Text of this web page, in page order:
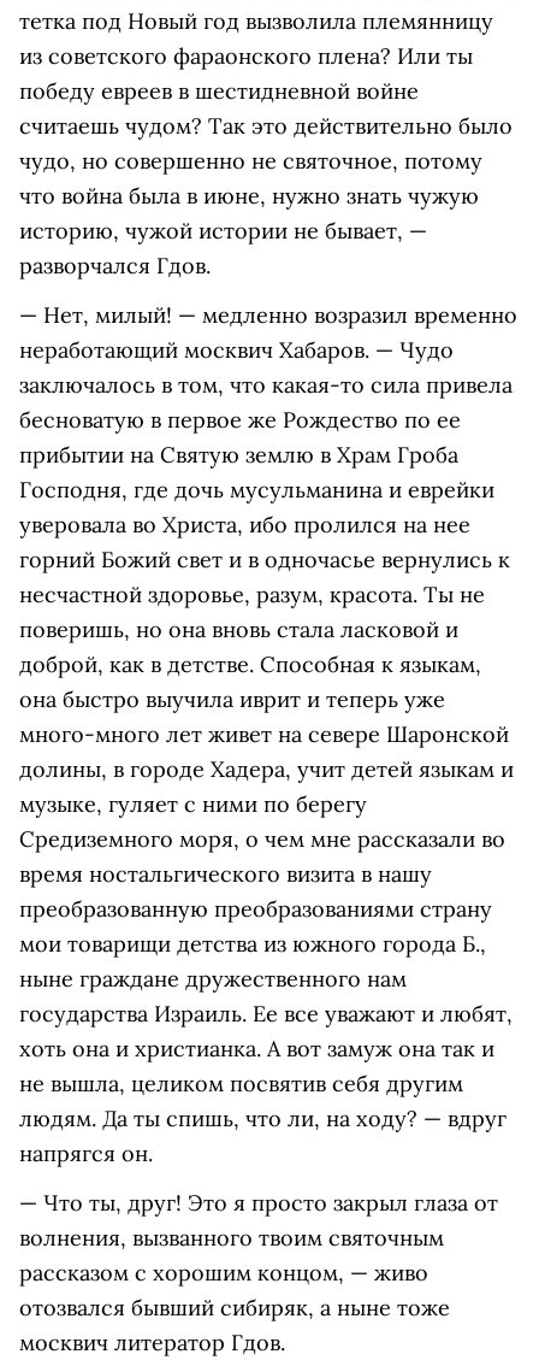
тетка под Новый год вызволила племянницу
из советского фараонского плена? Или ты
победу евреев в шестидневной войне
считаешь чудом? Так это действительно было
чудо, но совершенно не святочное, потому
что война была в июне, нужно знать чужую
историю, чужой истории не бывает, —
разворчался Гдов.
— Нет, милый! — медленно возразил временно
неработающий москвич Хабаров. — Чудо
заключалось в том, что какая-то сила привела
бесноватую в первое же Рождество по ее
прибытии на Святую землю в Храм Гроба
Господня, где дочь мусульманина и еврейки
уверовала во Христа, ибо пролился на нее
горний Божий свет и в одночасье вернулись к
несчастной здоровье, разум, красота. Ты не
поверишь, но она вновь стала ласковой и
доброй, как в детстве. Способная к языкам,
она быстро выучила иврит и теперь уже
много-много лет живет на севере Шаронской
долины, в городе Хадера, учит детей языкам и
музыке, гуляет с ними по берегу
Средиземного моря, о чем мне рассказали во
время ностальгического визита в нашу
преобразованную преобразованиями страну
мои товарищи детства из южного города Б.,
ныне граждане дружественного нам
государства Израиль. Ее все уважают и любят,
хоть она и христианка. А вот замуж она так и
не вышла, целиком посвятив себя другим
людям. Да ты спишь, что ли, на ходу? — вдруг
напрягся он.
— Что ты, друг! Это я просто закрыл глаза от
волнения, вызванного твоим святочным
рассказом с хорошим концом, — живо
отозвался бывший сибиряк, а ныне тоже
москвич литератор Гдов.